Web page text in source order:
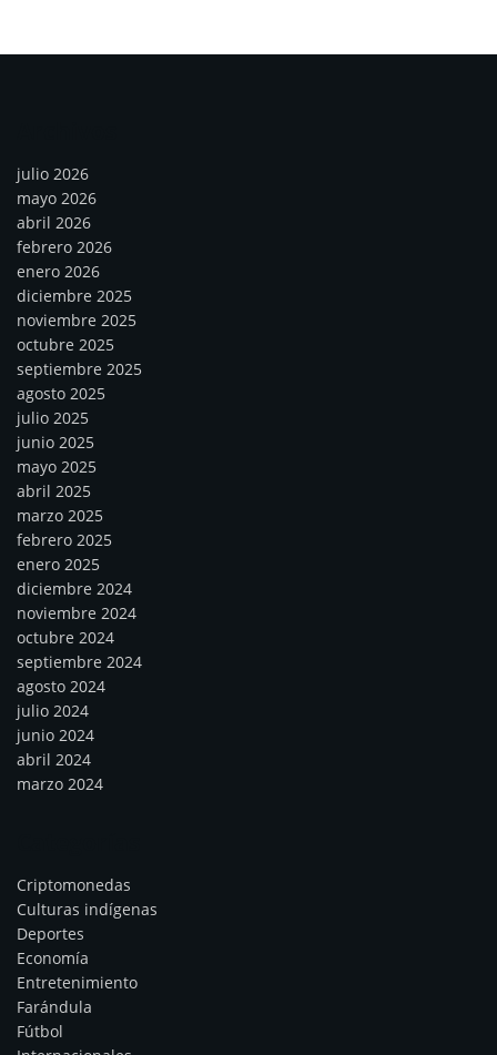
julio 2026
mayo 2026
abril 2026
febrero 2026
enero 2026
diciembre 2025
noviembre 2025
octubre 2025
septiembre 2025
agosto 2025
julio 2025
junio 2025
mayo 2025
abril 2025
marzo 2025
febrero 2025
enero 2025
diciembre 2024
noviembre 2024
octubre 2024
septiembre 2024
agosto 2024
julio 2024
junio 2024
abril 2024
marzo 2024
Criptomonedas
Culturas indígenas
Deportes
Economía
Entretenimiento
Farándula
Fútbol